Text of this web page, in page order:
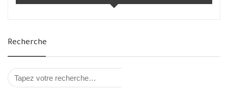
Recherche